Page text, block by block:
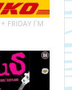
FRIDAY I´M